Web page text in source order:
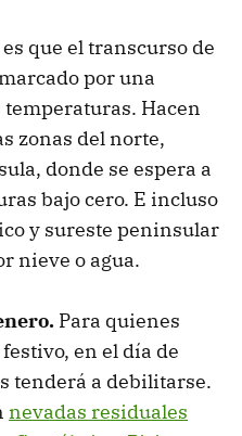
es que el transcurso de
por una
Hacen
zonas del norte,
donde se espera a
bajo cero. E incluso
y sureste peninsular
nieve o agua.
Para quienes
en el día de
tenderá a debilitarse.
nevadas residuales